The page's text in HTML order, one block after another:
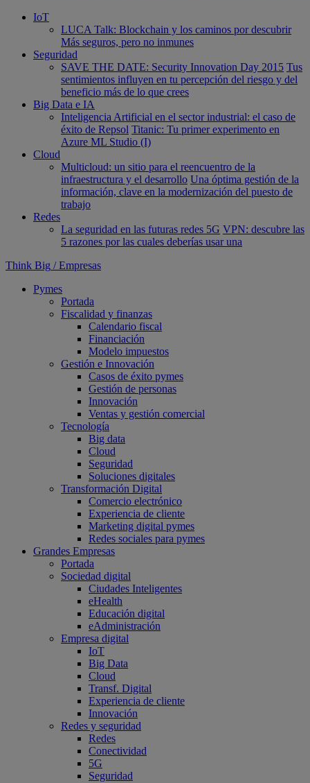
IoT
LUCA Talk: Blockchain y los caminos por descubrir
Más seguros, pero no inmunes
Seguridad
SAVE THE DATE: Security Innovation Day 2015 Tus
sentimientos influyen en tu percepción del riesgo y del
beneficio más de lo que crees
Big Data e IA
Inteligencia Artificial en el sector industrial: el caso de
éxito de Repsol Titanic: Tu primer experimento en
Azure ML Studio (I)
Cloud
Multicloud: un sitio para el reencuentro de la
infraestructura y el desarrollo Una óptima gestión de la
información, clave en la modernización del puesto de
trabajo
Redes
La seguridad en las futuras redes 5G VPN: descubre las
5 razones por las cuales deberías usar una
Think Big / Empresas
Pymes
Portada
Fiscalidad y finanzas
Calendario fiscal
Financiación
Modelo impuestos
Gestión e Innovación
Casos de éxito pymes
Gestión de personas
Innovación
Ventas y gestión comercial
Tecnología
Big data
Cloud
Seguridad
Soluciones digitales
Transformación Digital
Comercio electrónico
Experiencia de cliente
Marketing digital pymes
Redes sociales para pymes
Grandes Empresas
Portada
Sociedad digital
Ciudades Inteligentes
eHealth
Educación digital
eAdministración
Empresa digital
IoT
Big Data
Cloud
Transf. Digital
Experiencia de cliente
Innovación
Redes y seguridad
Redes
Conectividad
5G
Seguridad